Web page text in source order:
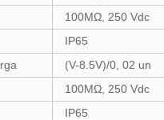
100MΩ, 250 Vdc
IP65
(V-8.5V)/0, 02 un
100MΩ, 250 Vdc
IP65